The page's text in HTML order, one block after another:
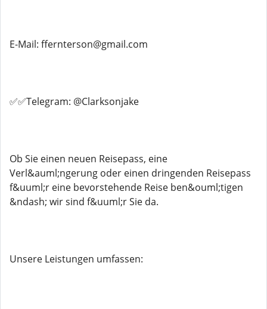
E-Mail: ffernterson@gmail.com
✅✅Telegram: @Clarksonjake
Ob Sie einen neuen Reisepass, eine
Verl&auml;ngerung oder einen dringenden Reisepass
f&uuml;r eine bevorstehende Reise ben&ouml;tigen
&ndash; wir sind f&uuml;r Sie da.
Unsere Leistungen umfassen: